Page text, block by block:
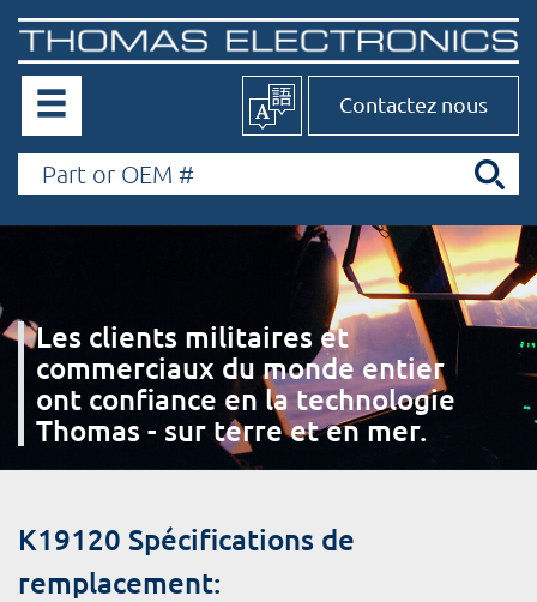
Contactez nous
Les clients militaires et
commerciaux du monde entier
ont confiance en la technologie
Thomas - sur terre et en mer.
K19120 Spécifications de
remplacement: